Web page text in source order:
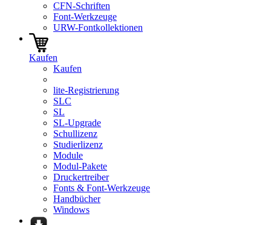
CFN-Schriften
Font-Werkzeuge
URW-Fontkollektionen
Kaufen
Kaufen
lite-Registrierung
SLC
SL
SL-Upgrade
Schullizenz
Studierlizenz
Module
Modul-Pakete
Druckertreiber
Fonts & Font-Werkzeuge
Handbücher
Windows